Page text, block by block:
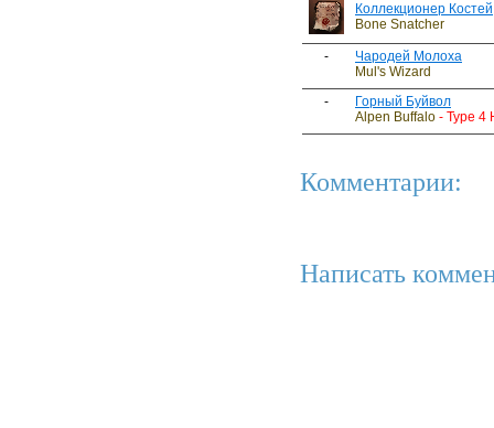
Коллекционер Костей
Bone Snatcher
-
Чародей Молоха
Mul's Wizard
-
Горный Буйвол
Alpen Buffalo - Type 4
Комментарии:
Написать